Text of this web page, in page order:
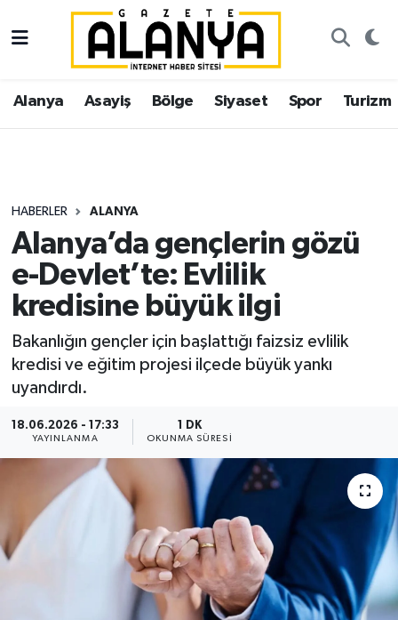
Alanya Asayiş Bölge Siyaset Spor Turizm
HABERLER ALANYA
Alanya’da gençlerin gözü
e-Devlet’te: Evlilik
kredisine büyük ilgi
Bakanlığın gençler için başlattığı faizsiz evlilik
kredisi ve eğitim projesi ilçede büyük yankı
uyandırdı.
18.06.2026 - 17:33
YAYINLANMA
1 DK
OKUNMA SÜRESI
Alanya
Asayiş
Siyaset
Spor
Turizm
Ekonomi
Gazipaşa
İstanbul Nöbetçi Eczaneler
İstanbul Hava Durumu
Süper Lig Puan Durumu ve Fikstür
Tüm Manşetler
Son Dakika Haberleri
Haber Arşivi